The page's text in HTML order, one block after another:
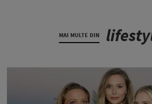
MAI MULTE DIN